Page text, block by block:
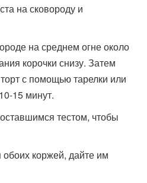
на сковороду и
на среднем огне около
корочки снизу. Затем
с помощью тарелки или
15 минут.
тестом, чтобы
коржей, дайте им